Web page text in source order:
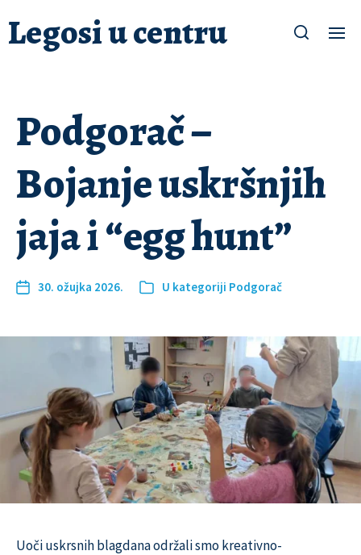
Legosi u centru
Podgorač –
Bojanje uskršnjih
jaja i “egg hunt”
30. ožujka 2026. U kategoriji Podgorač
Uoči uskrsnih blagdana održali smo kreativno-